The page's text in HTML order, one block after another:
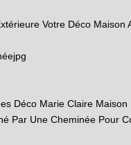
Votre Déco Maison
Déco Marie Claire Maison
Par Une Cheminée Pour